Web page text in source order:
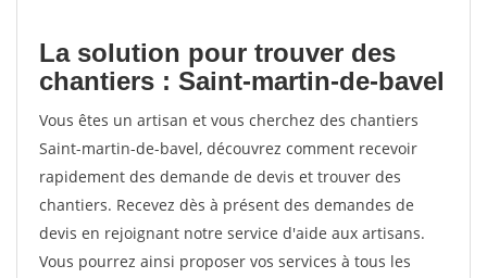
La solution pour trouver des
chantiers : Saint-martin-de-bavel
Vous êtes un artisan et vous cherchez des chantiers
Saint-martin-de-bavel, découvrez comment recevoir
rapidement des demande de devis et trouver des
chantiers. Recevez dès à présent des demandes de
devis en rejoignant notre service d'aide aux artisans.
Vous pourrez ainsi proposer vos services à tous les